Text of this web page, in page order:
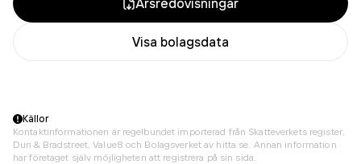
Visa bolagsdata
Källor
Kontaktinformationen är regelbundet importerad från Skatteverkets register,
Dun & Bradstreet, Value8 och Bolagsverket av hitta.se. Annan information
har företaget själv möjligheten att registrera på sin sida.